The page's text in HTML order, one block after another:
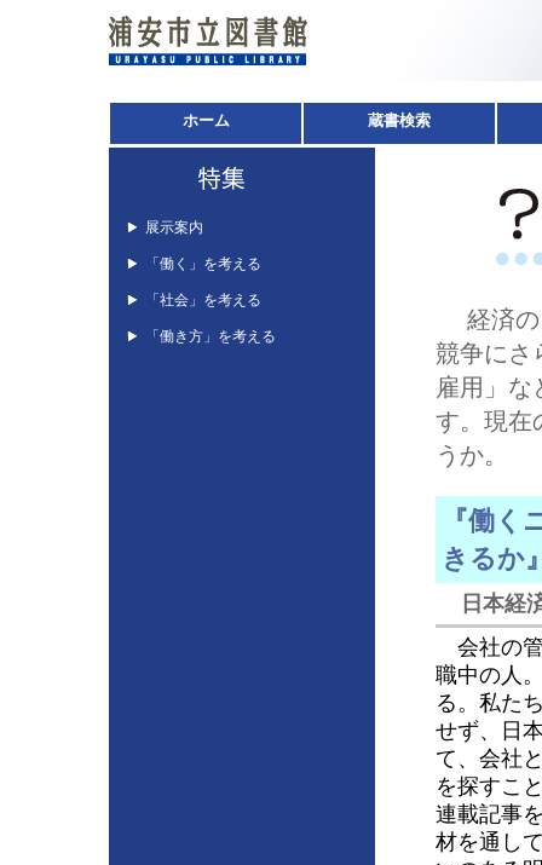
経済の
競争にさ
雇用」な
す。現在
うか。
『働
きるか
日本経
会社の
職中の人
る。私た
せず、日
て、会社
を探すこ
連載記事
材を通し
展示案内
「働く」を考える
「社会」を考える
「働き方」を考える
ホーム 蔵書検索